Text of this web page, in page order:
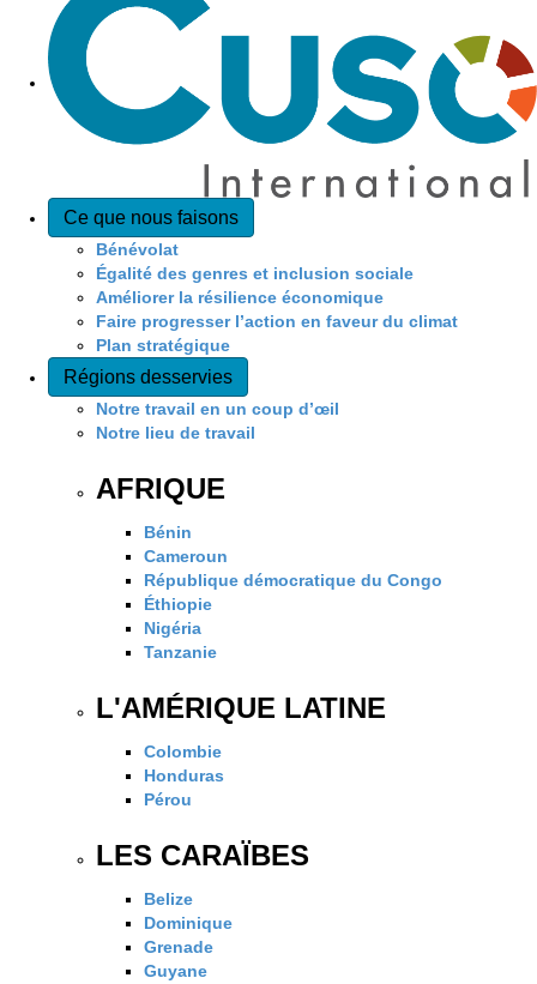
Ce que nous faisons
Bénévolat
Égalité des genres et inclusion sociale
Améliorer la résilience économique
Faire progresser l’action en faveur du climat
Plan stratégique
Régions desservies
Notre travail en un coup d’œil
Notre lieu de travail
AFRIQUE
Bénin
Cameroun
République démocratique du Congo
Éthiopie
Nigéria
Tanzanie
L'AMÉRIQUE LATINE
Colombie
Honduras
Pérou
LES CARAÏBES
Belize
Dominique
Grenade
Guyane